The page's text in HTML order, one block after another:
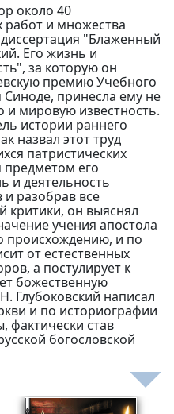
около 40
работ и множества
диссертация "Блаженный
Его жизнь и
за которую он
премию Учебного
принесла ему не
и мировую известность.
истории раннего
назвал этот труд
патристических
его
и деятельность
разобрав все
критики, он выяснял
учения апостола
происхождению, и по
от естественных
а постулирует к
божественную
Глубоковский написал
и по историографии
фактически став
богословской